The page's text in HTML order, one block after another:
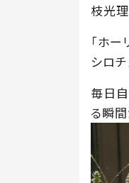
枝光
「ホ
シロ
毎日
る瞬